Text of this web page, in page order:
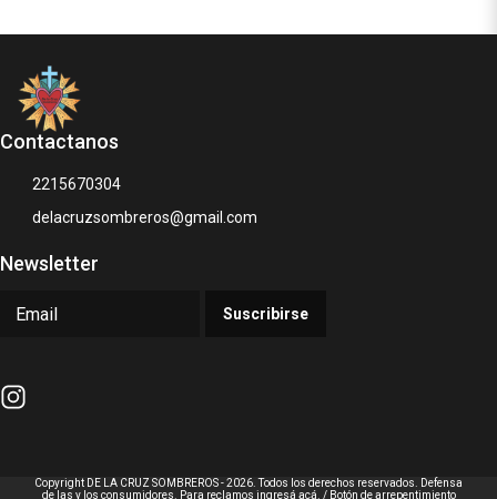
Contactanos
2215670304
delacruzsombreros@gmail.com
Newsletter
Suscribirse
Copyright DE LA CRUZ SOMBREROS - 2026. Todos los derechos reservados. Defensa
de las y los consumidores. Para reclamos ingresá acá. / Botón de arrepentimiento